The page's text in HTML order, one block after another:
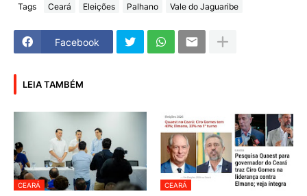
Tags Ceará Eleições Palhano Vale do Jaguaribe
Facebook
LEIA TAMBÉM
CEARÁ CEARÁ